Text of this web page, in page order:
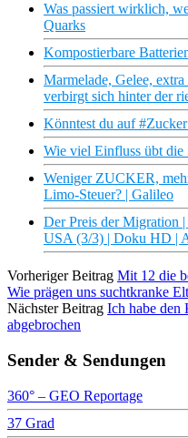
Was passiert wirklich,
Quarks
Kompostierbare
Marmelade, Gelee,
verbirgt sich hinter der
Könntest du auf
Wie viel Einfluss übt
Weniger ZUCKER,
Limo-Steuer? | Galileo
Der Preis der Migration
USA (3/3) | Doku HD |
Vorheriger Beitrag Mit 12 die
Wie prägen uns suchtkranke
Nächster Beitrag Ich habe den
abgebrochen
Sender & Sendungen
360° – GEO Reportage
37 Grad